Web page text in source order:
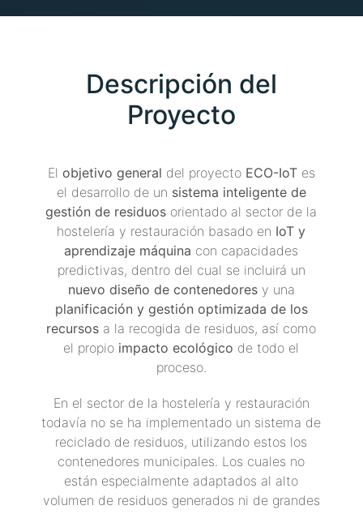
Descripción del
Proyecto
El objetivo general del proyecto ECO-IoTes
el desarrollo de un sistema inteligente de
gestión de residuos orientado al sector de la
hostelería y restauración basado en IoT y
aprendizaje máquina con capacidades
predictivas, dentro del cual se incluirá un
nuevo diseño de contenedoresy una
planificación y gestión optimizada de los
recursos a la recogida de residuos, así como
el propio impacto ecológico de todo el
proceso.
En el sector de la hostelería y restauración
todavía no se ha implementado un sistema de
reciclado de residuos, utilizando estos los
contenedores municipales. Los cuales no
están especialmente adaptados al alto
volumen de residuos generados ni de grandes